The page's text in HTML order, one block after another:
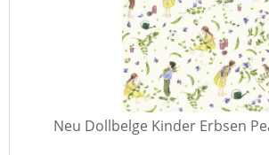
Neu Dollbelge Kinder Erbsen